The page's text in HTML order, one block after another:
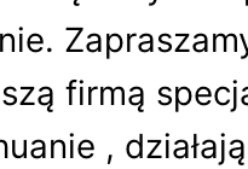
firmą
,